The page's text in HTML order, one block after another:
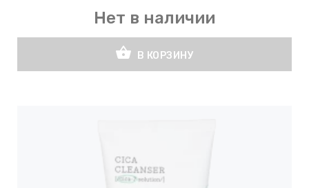
Нет в наличии
shopping_basket В КОРЗИНУ